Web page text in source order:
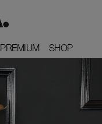
PREMIUM
PREMIUM SHOP
SHOP